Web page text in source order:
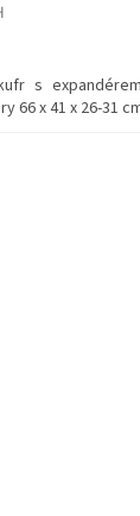
s
66 x 41 x 26-31